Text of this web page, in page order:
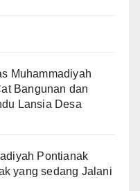
Muhammadiyah
Bangunan dan
Lansia Desa
Pontianak
yang sedang Jalani